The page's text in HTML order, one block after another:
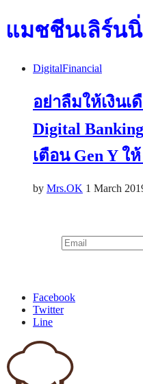
แมชชีนเลิร์น
DigitalFinancial
อย่าลืมให้เงินเ
Digital
เตือน Gen Y
by Mrs.OK 1 March
Facebook
Twitter
Line